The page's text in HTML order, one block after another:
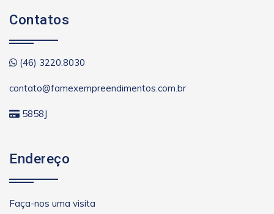
Contatos
(46) 3220.8030
contato@famexempreendimentos.com.br
5858J
Endereço
Faça-nos uma visita